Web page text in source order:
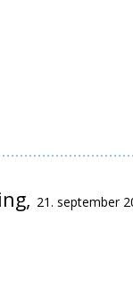
21. september